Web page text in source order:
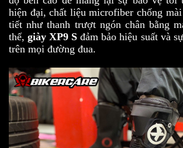
hiện đại, chất liệu microfiber chống
tiết như thanh trượt ngón chân bằng
thế,giày XP9 S đảm bảo hiệu suất và
trên mọi đường đua.